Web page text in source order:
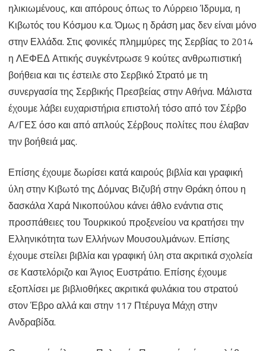
ηλικιωμένους, και απόρους όπως το Λύρρειο Ίδρυμα, η
Κιβωτός του Κόσμου κ.α. Όμως η δράση μας δεν είναι μόνο
στην Ελλάδα. Στις φονικές πλημμύρες της Σερβίας το 2014
η ΛΕΦΕΔ Αττικής συγκέντρωσε 9 κούτες ανθρωπιστική
βοήθεια και τις έστειλε στο Σερβικό Στρατό με τη
συνεργασία της Σερβικής Πρεσβείας στην Αθήνα. Μάλιστα
έχουμε λάβει ευχαριστήρια επιστολή τόσο από τον Σέρβο
Α/ΓΕΣ όσο και από απλούς Σέρβους πολίτες που έλαβαν
την βοήθειά μας.
Επίσης έχουμε δωρίσει κατά καιρούς βιβλία και γραφική
ύλη στην Κιβωτό της Δόμνας Βιζυβή στην Θράκη όπου η
δασκάλα Χαρά Νικοπούλου κάνει άθλο ενάντια στις
προσπάθειες του Τουρκικού προξενείου να κρατήσει την
Ελληνικότητα των Ελλήνων Μουσουλμάνων. Επίσης
έχουμε στείλει βιβλία και γραφική ύλη στα ακριτικά σχολεία
σε Καστελόριζο και Άγιος Ευστράτιο. Επίσης έχουμε
εξοπλίσει με βιβλιοθήκες ακριτικά φυλάκια του στρατού
στον Έβρο αλλά και στην 117 Πτέρυγα Μάχη στην
Ανδραβίδα.